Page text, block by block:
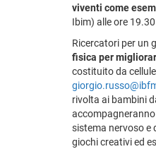
viventi come
Ibim) alle ore
Ricercatori per un
fisica per
costituito da
rivolta ai bambini
sistema nervoso e
giochi creativi ed